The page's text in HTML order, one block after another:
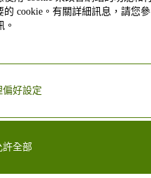
cookie。有關詳細訊息，請您
。
許全部
偏好設定